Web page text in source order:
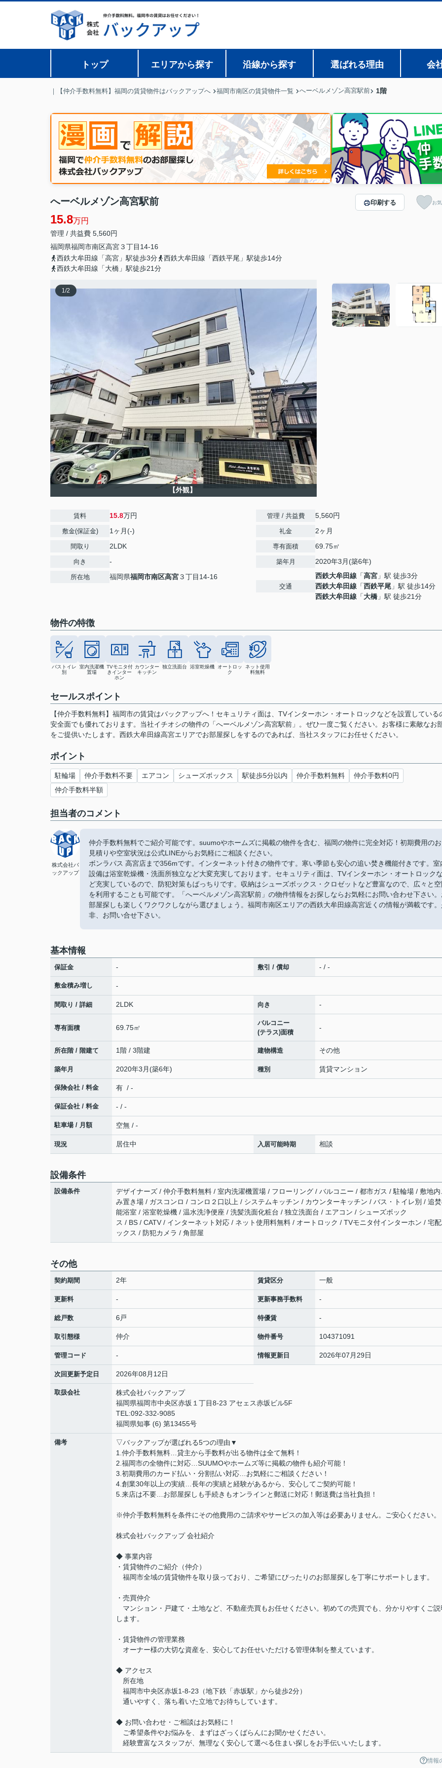
トップ エリアから探す 沿線から探す 選ばれる理由 会
｜【仲介手数料無料】福岡の賃貸物件はバックアップへ 福岡市南区の賃貸物件一覧 へーベルメゾン高宮駅前 1階
へーベルメゾン高宮駅前
15.8万円
管理 / 共益費 5,560円
福岡県福岡市南区高宮３丁目14-16
西鉄大牟田線「高宮」駅徒歩3分
西鉄大牟田線「西鉄平尾」駅徒歩14分
西鉄大牟田線「大橋」駅徒歩21分
印刷する お
1/2
【外観】
賃料 15.8万円
敷金(保証金) 1ヶ月(-)
間取り 2LDK
向き -
所在地 福岡県福岡市南区高宮３丁目14-16
管理 / 共益費 5,560円
礼金 2ヶ月
専有面積 69.75㎡
築年月 2020年3月(築6年)
交通
西鉄大牟田線 「高宮 」駅 徒歩3分
西鉄大牟田線 「西鉄平尾 」駅 徒歩14分
西鉄大牟田線 「大橋 」駅 徒歩21分
物件の特徴
バストイレ
別
室内洗濯機
置場
TVモニタ付
きインター
ホン
カウンター
キッチン
独立洗面台 浴室乾燥機
オートロッ
ク
ネット使用
料無料
セールスポイント
【仲介手数料無料】福岡市の賃貸はバックアップへ！セキュリティ面は、TVインターホン・オートロックなどを設置している
安全面でも優れております。当社イチオシの物件の「へーベルメゾン高宮駅前」。ぜひ一度ご覧ください。お客様に素敵なお
をご提供いたします。西鉄大牟田線高宮エリアでお部屋探しをするのであれば、当社スタッフにお任せください。
ポイント
駐輪場 仲介手数料不要 エアコン シューズボックス 駅徒歩5分以内 仲介手数料無料
仲介手数料0円
仲介手数料半額
担当者のコメント
株式会社バ
ックアップ
仲介手数料無料でご紹介可能です。suumoやホームズに掲載の物件を含む、福岡の物件に完全対応！初期費用のお
見積りや空室状況は公式LINEからお気軽にご相談ください。
ボンラパス 高宮店まで356mです。インターネット付きの物件です。寒い季節も安心の追い焚き機能付きです。室
設備は浴室乾燥機・洗面所独立など大変充実しております。セキュリティ面は、TVインターホン・オートロックな
ど充実しているので、防犯対策もばっちりです。収納はシューズボックス・クロゼットなど豊富なので、広々と空
を利用することも可能です。「へーベルメゾン高宮駅前」の物件情報をお探しならお気軽にお問い合わせ下さい。
部屋探しも楽しくワクワクしながら選びましょう。福岡市南区エリアの西鉄大牟田線高宮近くの情報が満載です。
非、お問い合せ下さい。
基本情報
保証金 - 敷引 / 償却 - / -
敷金積み増し -
間取り / 詳細 2LDK 向き -
専有面積 69.75㎡
バルコニー
(テラス)面積
-
所在階 / 階建て 1階 / 3階建 建物構造 その他
築年月 2020年3月(築6年) 種別 賃貸マンション
保険会社 / 料金 有 / -
保証会社 / 料金 - / -
駐車場 / 月額 空無 / -
現況 居住中 入居可能時期 相談
設備条件
設備条件
デザイナーズ / 仲介手数料無料 / 室内洗濯機置場 / フローリング / バルコニー / 都市ガス / 駐輪場 / 敷地内
み置き場 / ガスコンロ / コンロ２口以上 / システムキッチン / カウンターキッチン / バス・トイレ別 / 追
能浴室 / 浴室乾燥機 / 温水洗浄便座 / 洗髪洗面化粧台 / 独立洗面台 / エアコン / シューズボック
ス / BS / CATV / インターネット対応 / ネット使用料無料 / オートロック / TVモニタ付インターホン / 宅
ックス / 防犯カメラ / 角部屋
その他
契約期間 2年 賃貸区分 一般
更新料 - 更新事務手数料 -
総戸数 6戸 特優賃 -
取引態様 仲介 物件番号 104371091
管理コード - 情報更新日 2026年07月29日
次回更新予定日 2026年08月12日
取扱会社
株式会社バックアップ
福岡県福岡市中央区赤坂１丁目8-23 アセェス赤坂ビル5F
TEL:092-332-9085
福岡県知事 (6) 第13455号
備考
▽バックアップが選ばれる5つの理由▼
1.仲介手数料無料…貸主から手数料が出る物件は全て無料！
2.福岡市の全物件に対応…SUUMOやホームズ等に掲載の物件も紹介可能！
3.初期費用のカード払い・分割払い対応…お気軽にご相談ください！
4.創業30年以上の実績…長年の実績と経験があるから、安心してご契約可能！
5.来店は不要…お部屋探しも手続きもオンラインと郵送に対応！郵送費は当社負担！
※仲介手数料無料を条件にその他費用のご請求やサービスの加入等は必要ありません。ご安心ください。
株式会社バックアップ 会社紹介
◆ 事業内容
・賃貸物件のご紹介（仲介）
福岡市全域の賃貸物件を取り扱っており、ご希望にぴったりのお部屋探しを丁寧にサポートします。
・売買仲介
マンション・戸建て・土地など、不動産売買もお任せください。初めての売買でも、分かりやすくご説
します。
・賃貸物件の管理業務
オーナー様の大切な資産を、安心してお任せいただける管理体制を整えています。
◆ アクセス
所在地
福岡市中央区赤坂1-8-23（地下鉄「赤坂駅」から徒歩2分）
通いやすく、落ち着いた立地でお待ちしています。
◆ お問い合わせ・ご相談はお気軽に！
ご希望条件やお悩みを、まずはざっくばらんにお聞かせください。
経験豊富なスタッフが、無理なく安心して選べる住まい探しをお手伝いいたします。
情報